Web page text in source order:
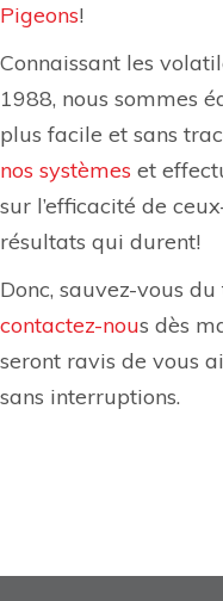
Pigeons!
Connaissant les
1988, nous sommes
plus facile et sans
nos systèmes et
sur l’efficacité de
résultats qui durent!
Donc, sauvez-vous
contactez-nous dès
seront ravis de vous
sans interruptions.